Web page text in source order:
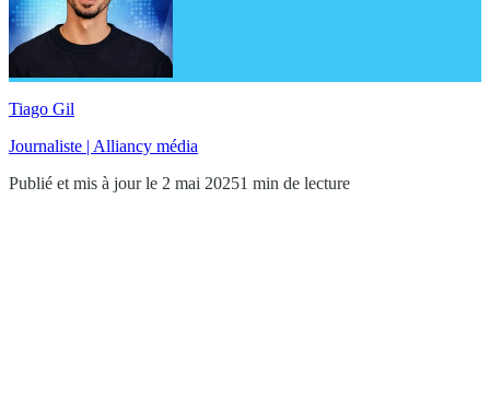
Tiago Gil
Journaliste | Alliancy média
Publié et mis à jour le 2 mai 20251 min de lecture